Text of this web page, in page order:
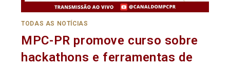
TODAS AS NOTÍCIAS
MPC-PR promove curso sobre
hackathons e ferramentas de